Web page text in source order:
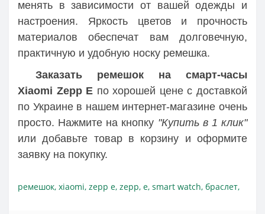
менять в зависимости от вашей одежды и
настроения. Яркость цветов и прочность
материалов обеспечат вам долговечную,
практичную и удобную носку ремешка.
Заказать ремешок на смарт-часы
Xiaomi Zepp E по хорошей цене c доставкой
по Украине в нашем интернет-магазине очень
просто. Нажмите на кнопку "Купить в 1 клик"
или добавьте товар в корзину и оформите
заявку на покупку.
ремешок, xiaomi, zepp e, zepp, e, smart watch, браслет,